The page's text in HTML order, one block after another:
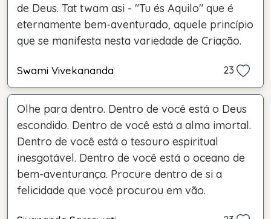
de Deus. Tat twam asi - "Tu és Aquilo" que é
eternamente bem-aventurado, aquele princípio
que se manifesta nesta variedade de Criação.
Swami Vivekananda 23
Olhe para dentro. Dentro de você está o Deus
escondido. Dentro de você está a alma imortal.
Dentro de você está o tesouro espiritual
inesgotável. Dentro de você está o oceano de
bem-aventurança. Procure dentro de si a
felicidade que você procurou em vão.